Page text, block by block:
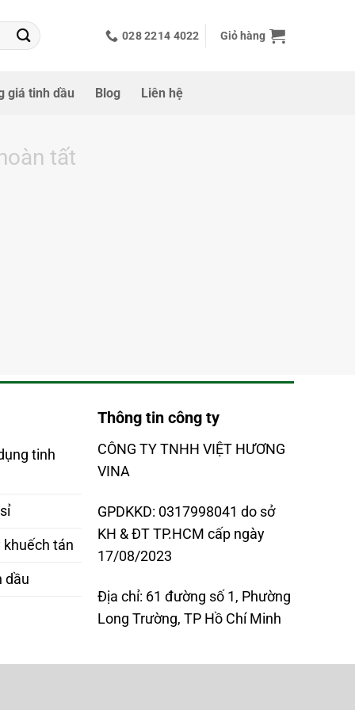
028 2214 4022 Giỏ hàng
giá tinh dầu Blog Liên hệ
tất
tinh
khuếch tán
dầu
Thông tin công ty
CÔNG TY TNHH VIỆT HƯƠNG
VINA
GPDKKD: 0317998041 do sở
KH & ĐT TP.HCM cấp ngày
17/08/2023
Địa chỉ: 61 đường số 1, Phường
Long Trường, TP Hồ Chí Minh